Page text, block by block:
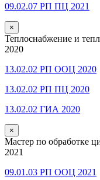
09.02.07 РП ПЦ 2021
×
Теплоснабжение и
2020
13.02.02 РП ООЦ 2020
13.02.02 РП ПЦ 2020
13.02.02 ГИА 2020
×
Мастер по обработке
2021
09.01.03 РП ООЦ 2021